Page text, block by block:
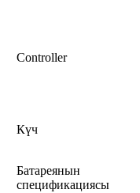
Controller
Күч
Батареянын
спецификациясы